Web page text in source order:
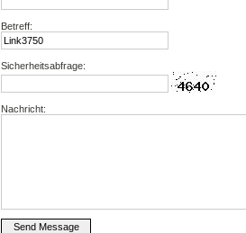
Betreff:
Sicherheitsabfrage:
Nachricht: